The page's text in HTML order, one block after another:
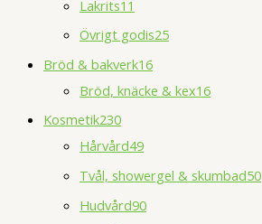
Lakrits11
Övrigt godis25
Bröd & bakverk16
Bröd, knäcke & kex16
Kosmetik230
Hårvård49
Tvål, showergel & skumbad50
Hudvård90